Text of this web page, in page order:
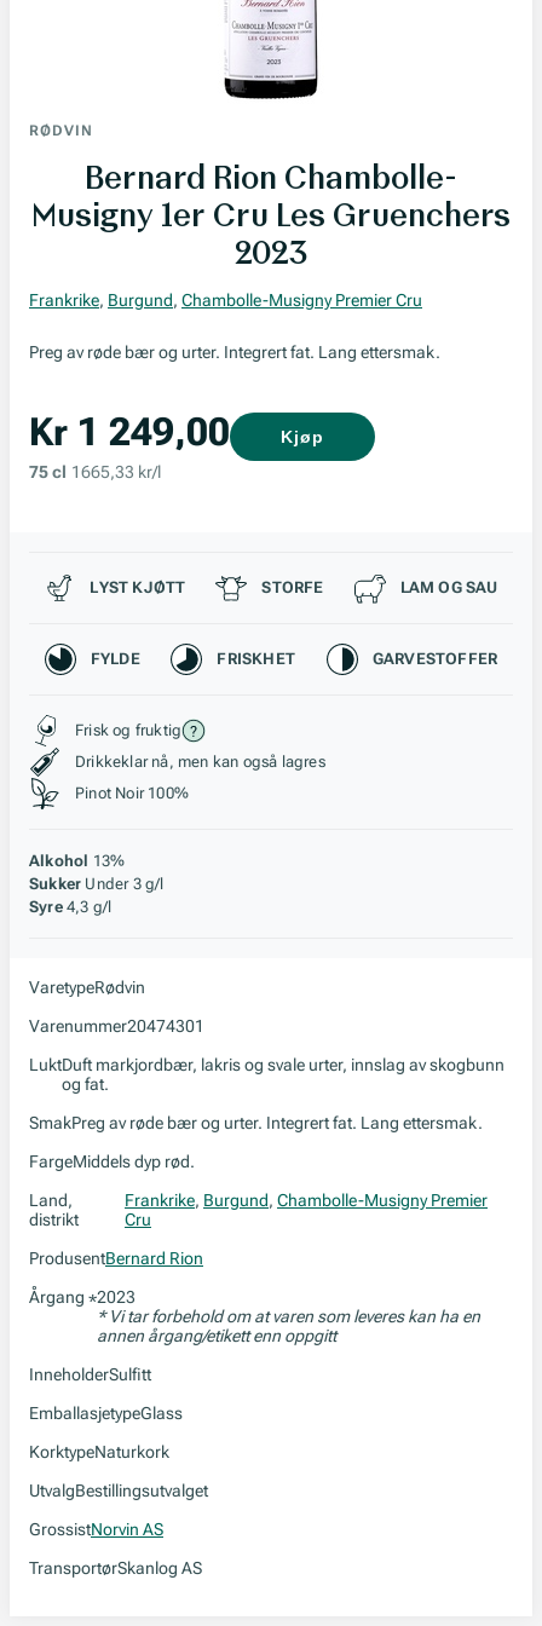
RØDVIN
Bernard Rion Chambolle-
Musigny 1er Cru Les Gruenchers
2023
Frankrike, Burgund, Chambolle-Musigny Premier Cru
Preg av røde bær og urter. Integrert fat. Lang ettersmak.
Kr 1 249,00
75 cl 1665,33 kr/l
Kjøp
Passer til
LYST KJØTT STORFE LAM OG SAU
Karakteristikk
FYLDE FRISKHET GARVESTOFFER
Stil, lagring og råstoff
Frisk og fruktig
Drikkeklar nå, men kan også lagres
Pinot Noir 100%
Alkohol 13%
Sukker Under 3 g/l
Syre 4,3 g/l
VaretypeRødvin
Varenummer20474301
LuktDuft markjordbær, lakris og svale urter, innslag av skogbunn
og fat.
SmakPreg av røde bær og urter. Integrert fat. Lang ettersmak.
FargeMiddels dyp rød.
Land,
distrikt
Frankrike, Burgund,Chambolle-Musigny Premier
Cru
ProdusentBernard Rion
Årgang *2023
* Vi tar forbehold om at varen som leveres kan ha en
annen årgang/etikett enn oppgitt
InneholderSulfitt
EmballasjetypeGlass
KorktypeNaturkork
UtvalgBestillingsutvalget
GrossistNorvin AS
TransportørSkanlog AS